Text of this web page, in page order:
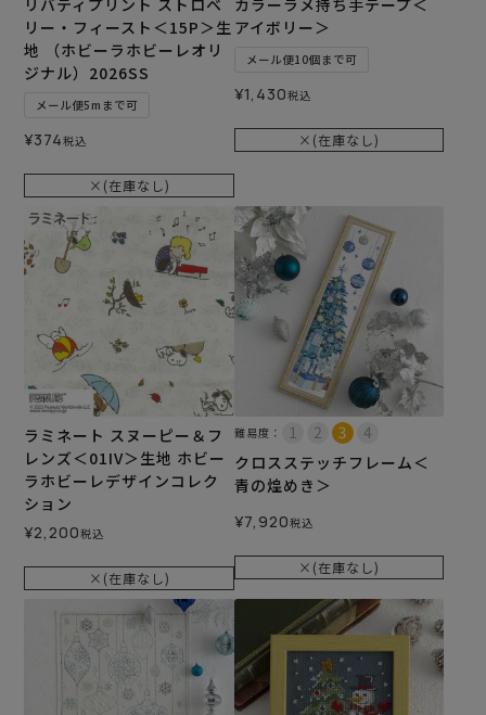
リバティプリント ストロベ
リー・フィースト＜15P＞生
地 （ホビーラホビーレオリ
ジナル）2026SS
メール便5mまで可
¥374税込
×(在庫なし)
カラーラメ持ち手テープ＜
アイボリー＞
メール便10個まで可
¥1,430税込
×(在庫なし)
ラミネート スヌーピー＆フ
レンズ＜01IV＞生地 ホビー
ラホビーレデザインコレク
ション
¥2,200税込
×(在庫なし)
難易度：
クロスステッチフレーム＜
青の煌めき＞
¥7,920税込
×(在庫なし)